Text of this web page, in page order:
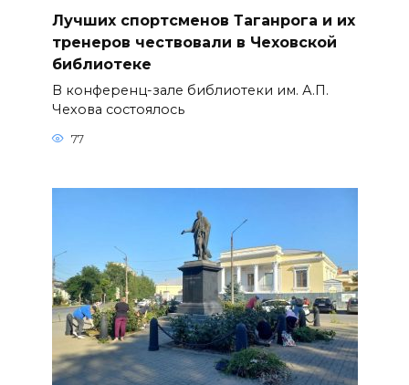
Лучших спортсменов Таганрога и их
тренеров чествовали в Чеховской
библиотеке
В конференц-зале библиотеки им. А.П.
Чехова состоялось
77